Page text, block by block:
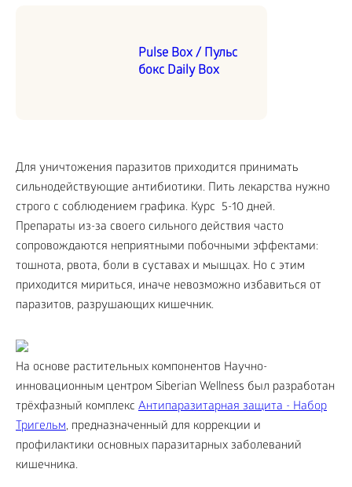
Pulse Box / Пульс
бокс Daily Box
Для уничтожения паразитов приходится принимать
сильнодействующие антибиотики. Пить лекарства нужно
строго с соблюдением графика. Курс 5-10 дней.
Препараты из-за своего сильного действия часто
сопровождаются неприятными побочными эффектами:
тошнота, рвота, боли в суставах и мышцах. Но с этим
приходится мириться, иначе невозможно избавиться от
паразитов, разрушающих кишечник.
На основе растительных компонентов Научно-
инновационным центром Siberian Wellness был разработан
трёхфазный комплекс Антипаразитарная защита - Набор
Тригельм, предназначенный для коррекции и
профилактики основных паразитарных заболеваний
кишечника.